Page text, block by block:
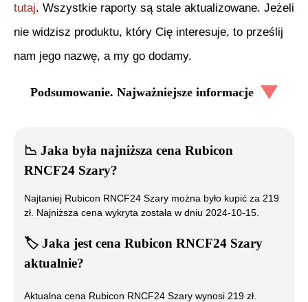
tutaj. Wszystkie raporty są stale aktualizowane. Jeżeli
nie widzisz produktu, który Cię interesuje, to prześlij
nam jego nazwę, a my go dodamy.
Podsumowanie. Najważniejsze informacje
📉 Jaka była najniższa cena Rubicon
RNCF24 Szary?
Najtaniej Rubicon RNCF24 Szary można było kupić za 219
zł. Najniższa cena wykryta została w dniu 2024-10-15
🏷️ Jaka jest cena Rubicon RNCF24 Szary
aktualnie?
Aktualna cena Rubicon RNCF24 Szary wynosi 219 zł.